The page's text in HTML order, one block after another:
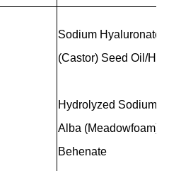
Sodium Hyaluronate/
(Castor) Seed Oil/
Hydrolyzed Sodium
Alba
Behenate